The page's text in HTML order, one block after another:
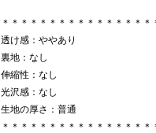
＊＊＊＊＊＊＊＊＊＊＊＊＊＊＊＊
透け感：ややあり
裏地：なし
伸縮性：なし
光沢感：なし
生地の厚さ：普通
＊＊＊＊＊＊＊＊＊＊＊＊＊＊＊＊